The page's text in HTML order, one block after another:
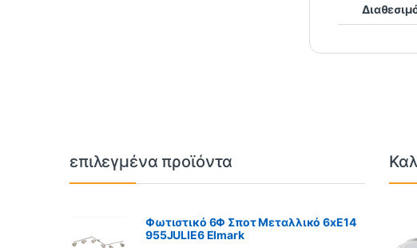
Brands Carousel
επιλεγμένα προϊόντα
Φωτιστικό 6Φ Σποτ Μεταλλικό 6xE14
955JULIE6 Elmark